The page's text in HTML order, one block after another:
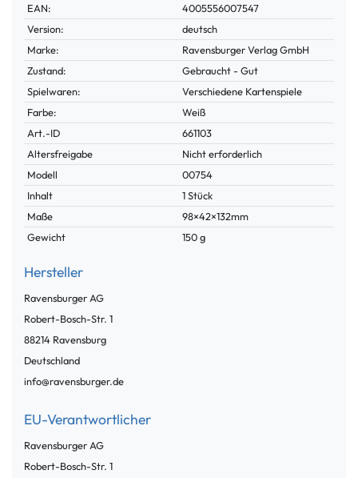
Technisches
Merkmal
Wert
EAN:
4005556007547
Version:
deutsch
Marke:
Ravensburger Verlag GmbH
Zustand:
Gebraucht - Gut
Spielwaren:
Verschiedene Kartenspiele
Farbe:
Weiß
Technisches
Merkmal
Wert
Art.-ID
661103
Altersfreigabe
Nicht erforderlich
Modell
00754
Inhalt
1 Stück
Maße
98×42×132mm
Gewicht
150 g
Hersteller
Ravensburger AG
Robert-Bosch-Str. 1
88214 Ravensburg
Deutschland
info@ravensburger.de
EU-Verantwortlicher
Ravensburger AG
Robert-Bosch-Str. 1